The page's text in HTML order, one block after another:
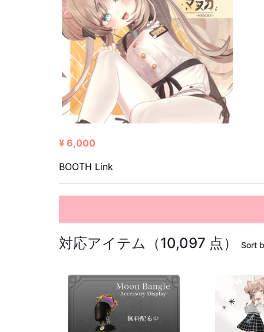
¥ 6,000
BOOTH Link
対応アイテム（10,097 点） Sort